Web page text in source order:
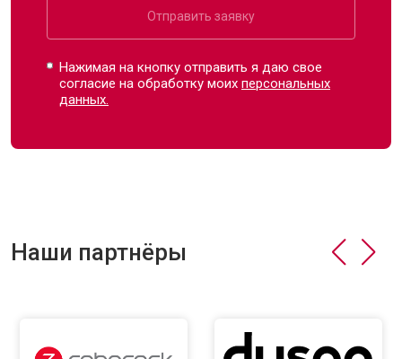
Отправить заявку
Нажимая на кнопку отправить я даю свое
согласие на обработку моихперсональных
данных.
Наши партнёры